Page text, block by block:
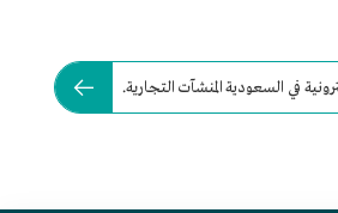
في السعودية المنشآت التجارية.